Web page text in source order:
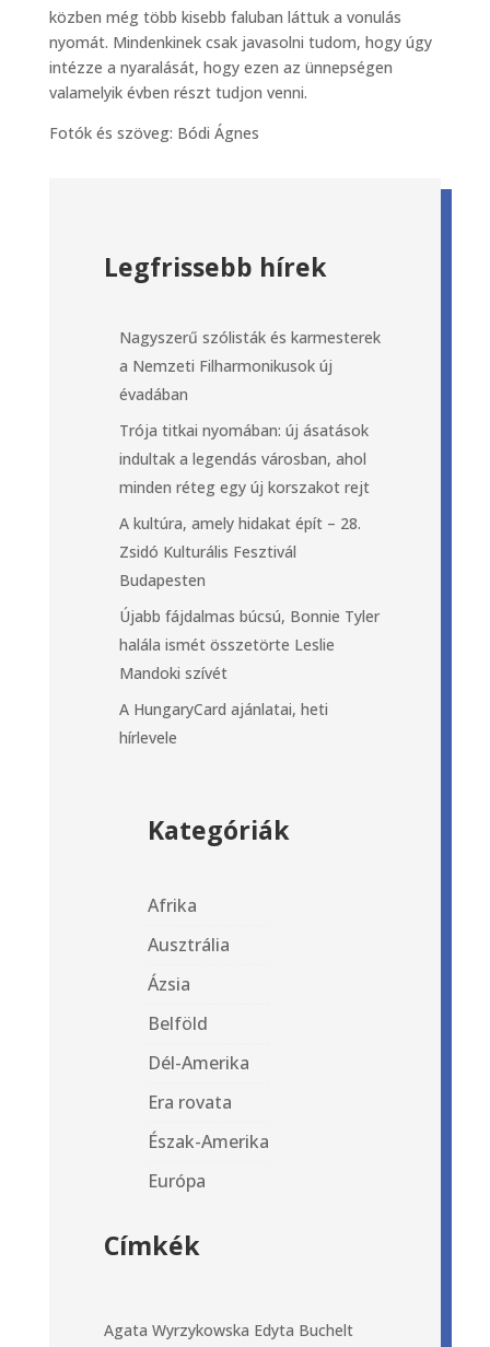
közben még több kisebb faluban láttuk a vonulás
nyomát. Mindenkinek csak javasolni tudom, hogy úgy
intézze a nyaralását, hogy ezen az ünnepségen
valamelyik évben részt tudjon venni.
Fotók és szöveg: Bódi Ágnes
Legfrissebb hírek
Nagyszerű szólisták és karmesterek
a Nemzeti Filharmonikusok új
évadában
Trója titkai nyomában: új ásatások
indultak a legendás városban, ahol
minden réteg egy új korszakot rejt
A kultúra, amely hidakat épít – 28.
Zsidó Kulturális Fesztivál
Budapesten
Újabb fájdalmas búcsú, Bonnie Tyler
halála ismét összetörte Leslie
Mandoki szívét
A HungaryCard ajánlatai, heti
hírlevele
Kategóriák
Afrika
Ausztrália
Ázsia
Belföld
Dél-Amerika
Era rovata
Észak-Amerika
Európa
Címkék
Agata Wyrzykowska Edyta Buchelt